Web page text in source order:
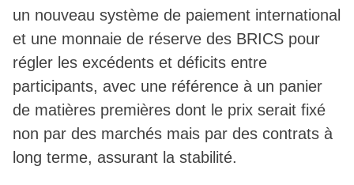
un nouveau système de paiement international
et une monnaie de réserve des BRICS pour
régler les excédents et déficits entre
participants, avec une référence à un panier
de matières premières dont le prix serait fixé
non par des marchés mais par des contrats à
long terme, assurant la stabilité.